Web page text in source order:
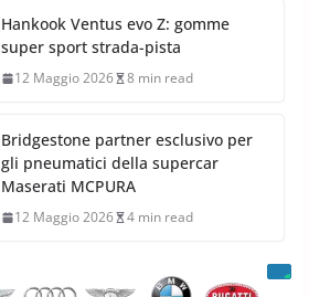
Hankook Ventus evo Z: gomme
super sport strada-pista
12 Maggio 2026 8 min read
Bridgestone partner esclusivo per
gli pneumatici della supercar
Maserati MCPURA
12 Maggio 2026 4 min read